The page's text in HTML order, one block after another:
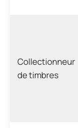
Collectionneur
de timbres